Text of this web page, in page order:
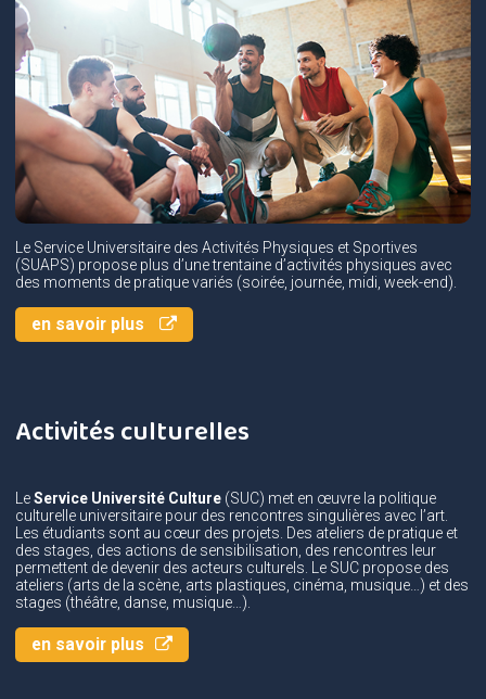
Le Service Universitaire des Activités Physiques et Sportives
(SUAPS) propose plus d’une trentaine d’activités physiques avec
des moments de pratique variés (soirée, journée, midi, week-end).
en savoir plus
Activités culturelles
LeService Université Culture (SUC) met en œuvre la politique
culturelle universitaire pour des rencontres singulières avec l’art.
Les étudiants sont au cœur des projets. Des ateliers de pratique et
des stages, des actions de sensibilisation, des rencontres leur
permettent de devenir des acteurs culturels. Le SUC propose des
ateliers (arts de la scène, arts plastiques, cinéma, musique…) et des
stages (théâtre, danse, musique…).
en savoir plus